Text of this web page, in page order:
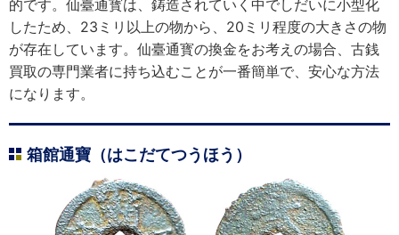
的です。仙臺通寳は、鋳造されていく中でしだいに小型化
したため、23ミリ以上の物から、20ミリ程度の大きさの物
が存在しています。仙臺通寳の換金をお考えの場合、古銭
買取の専門業者に持ち込むことが一番簡単で、安心な方法
になります。
箱館通寶（はこだてつうほう）